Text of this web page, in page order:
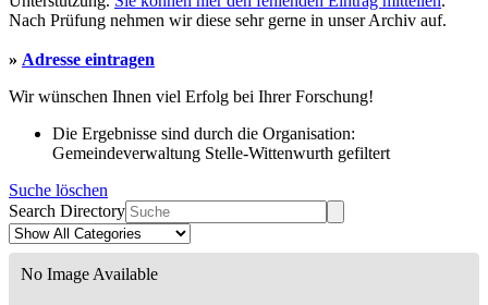
Nach Prüfung nehmen wir diese sehr gerne in unser Archiv auf.
» Adresse eintragen
Wir wünschen Ihnen viel Erfolg bei Ihrer Forschung!
Die Ergebnisse sind durch die Organisation:
Gemeindeverwaltung Stelle-Wittenwurth gefiltert
Suche löschen
Search Directory
No Image Available